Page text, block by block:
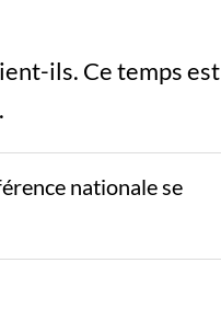
ils. Ce temps est
nationale se